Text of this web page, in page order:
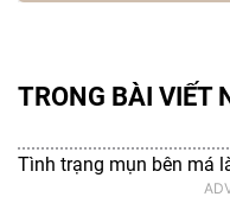
TRONG BÀI VIẾT
Tình trạng mụn bên má